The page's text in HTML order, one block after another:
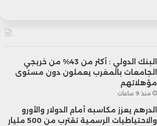
البنك الدولي : أكثر من 43% من خريجي
الجامعات بالمغرب يعملون دون مستوى
مؤهلاتهم
منذ 9 ساعات
الدرهم يعزز مكاسبه أمام الدولار والأورو
والاحتياطيات الرسمية تقترب من 500 مليار